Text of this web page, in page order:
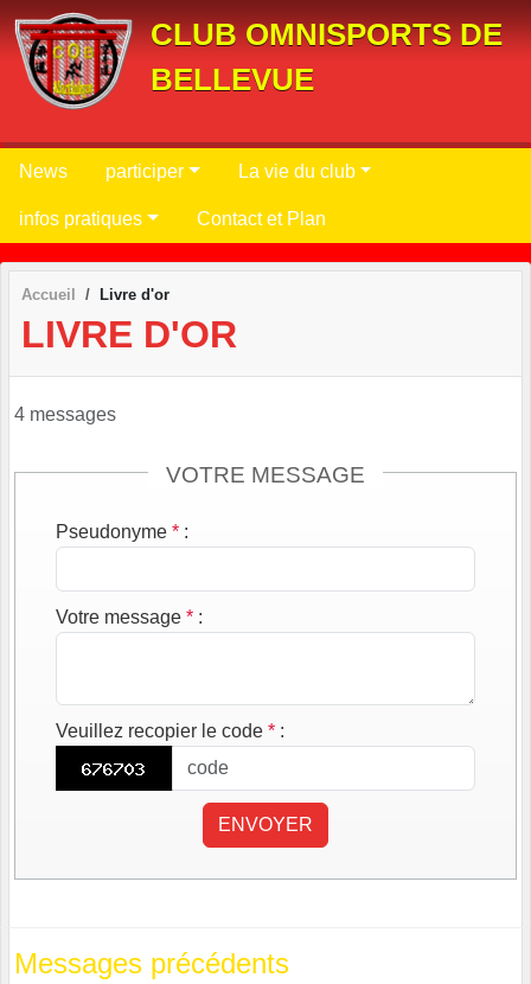
CLUB OMNISPORTS DE
BELLEVUE
News participer La vie du club
infos pratiques Contact et Plan
Accueil Livre d'or
LIVRE D'OR
4 messages
VOTRE MESSAGE
Pseudonyme * :
Votre message * :
Veuillez recopier le code * :
ENVOYER
Messages précédents
Panneau de gestion des cookies